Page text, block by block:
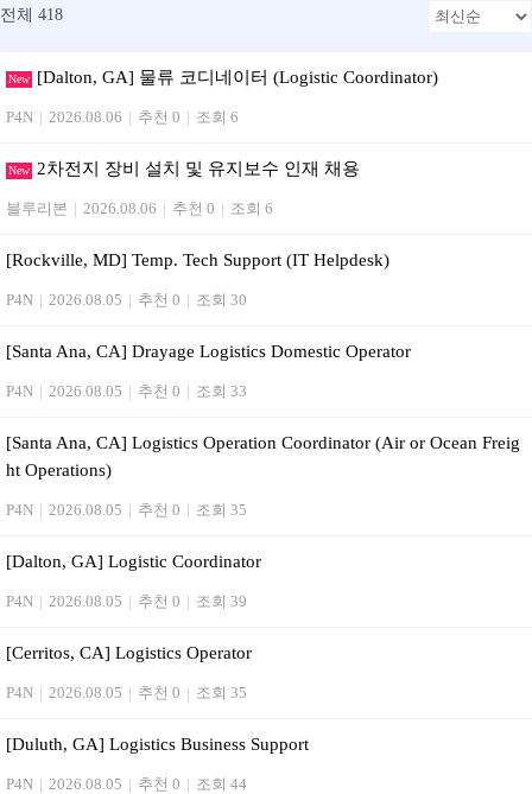
전체 418
New [Dalton, GA] 물류 코디네이터 (Logistic Coordinator)
P4N | 2026.08.06 | 추천 0 | 조회 6
New 2차전지 장비 설치 및 유지보수 인재 채용
블루리본 | 2026.08.06 | 추천 0 | 조회 6
[Rockville, MD] Temp. Tech Support (IT Helpdesk)
P4N | 2026.08.05 | 추천 0 | 조회 30
[Santa Ana, CA] Drayage Logistics Domestic Operator
P4N | 2026.08.05 | 추천 0 | 조회 33
[Santa Ana, CA] Logistics Operation Coordinator (Air or Ocean Freig
ht Operations)
P4N | 2026.08.05 | 추천 0 | 조회 35
[Dalton, GA] Logistic Coordinator
P4N | 2026.08.05 | 추천 0 | 조회 39
[Cerritos, CA] Logistics Operator
P4N | 2026.08.05 | 추천 0 | 조회 35
[Duluth, GA] Logistics Business Support
P4N | 2026.08.05 | 추천 0 | 조회 44